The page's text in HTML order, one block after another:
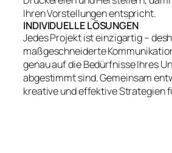
Ihren Vorstellungen entspricht.
INDIVIDUELLE LÖSUNGEN
Jedes Projekt ist einzigartig –
maßgeschneiderte
genau auf die Bedürfnisse Ihres
abgestimmt sind. Gemeinsam
kreative und effektive Strategien